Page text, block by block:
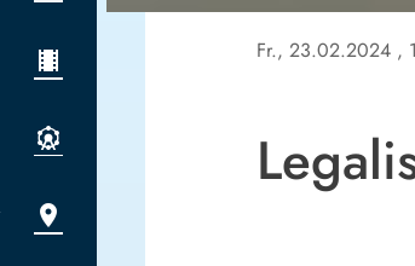
Fr., 23.02.2024 ,